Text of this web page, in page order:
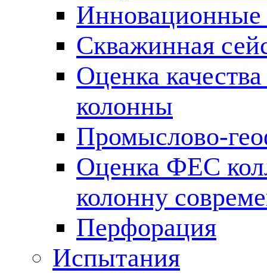
Инновационные
Скважинная
Оценка
колонны
Промыслово-
Оценка ФЕС
колонну
Перфорация
Испытания